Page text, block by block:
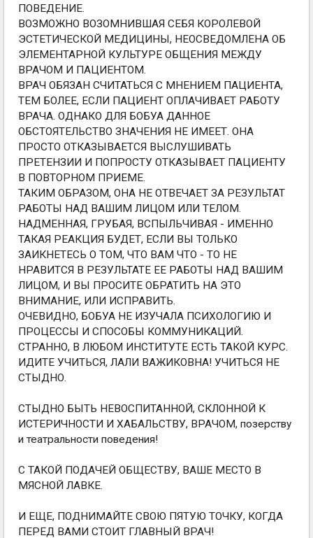
ПОВЕДЕНИЕ.
ВОЗМОЖНО ВОЗОМНИВШАЯ СЕБЯ КОРОЛЕВОЙ
ЭСТЕТИЧЕСКОЙ МЕДИЦИНЫ, НЕОСВЕДОМЛЕНА ОБ
ЭЛЕМЕНТАРНОЙ КУЛЬТУРЕ ОБЩЕНИЯ МЕЖДУ
ВРАЧОМ И ПАЦИЕНТОМ.
ВРАЧ ОБЯЗАН СЧИТАТЬСЯ С МНЕНИЕМ ПАЦИЕНТА,
ТЕМ БОЛЕЕ, ЕСЛИ ПАЦИЕНТ ОПЛАЧИВАЕТ РАБОТУ
ВРАЧА. ОДНАКО ДЛЯ БОБУА ДАННОЕ
ОБСТОЯТЕЛЬСТВО ЗНАЧЕНИЯ НЕ ИМЕЕТ. ОНА
ПРОСТО ОТКАЗЫВАЕТСЯ ВЫСЛУШИВАТЬ
ПРЕТЕНЗИИ И ПОПРОСТУ ОТКАЗЫВАЕТ ПАЦИЕНТУ
В ПОВТОРНОМ ПРИЕМЕ.
ТАКИМ ОБРАЗОМ, ОНА НЕ ОТВЕЧАЕТ ЗА РЕЗУЛЬТАТ
РАБОТЫ НАД ВАШИМ ЛИЦОМ ИЛИ ТЕЛОМ.
НАДМЕННАЯ, ГРУБАЯ, ВСПЫЛЬЧИВАЯ - ИМЕННО
ТАКАЯ РЕАКЦИЯ БУДЕТ, ЕСЛИ ВЫ ТОЛЬКО
ЗАИКНЕТЕСЬ О ТОМ, ЧТО ВАМ ЧТО - ТО НЕ
НРАВИТСЯ В РЕЗУЛЬТАТЕ ЕЕ РАБОТЫ НАД ВАШИМ
ЛИЦОМ, И ВЫ ПРОСИТЕ ОБРАТИТЬ НА ЭТО
ВНИМАНИЕ, ИЛИ ИСПРАВИТЬ.
ОЧЕВИДНО, БОБУА НЕ ИЗУЧАЛА ПСИХОЛОГИЮ И
ПРОЦЕССЫ И СПОСОБЫ КОММУНИКАЦИЙ.
СТРАННО, В ЛЮБОМ ИНСТИТУТЕ ЕСТЬ ТАКОЙ КУРС.
ИДИТЕ УЧИТЬСЯ, ЛАЛИ ВАЖИКОВНА! УЧИТЬСЯ НЕ
СТЫДНО.
СТЫДНО БЫТЬ НЕВОСПИТАННОЙ, СКЛОННОЙ К
ИСТЕРИЧНОСТИ И ХАБАЛЬСТВУ, ВРАЧОМ, позерству
и театральности поведения!
С ТАКОЙ ПОДАЧЕЙ ОБЩЕСТВУ, ВАШЕ МЕСТО В
МЯСНОЙ ЛАВКЕ.
И ЕЩЕ, ПОДНИМАЙТЕ СВОЮ ПЯТУЮ ТОЧКУ, КОГДА
ПЕРЕД ВАМИ СТОИТ ГЛАВНЫЙ ВРАЧ!